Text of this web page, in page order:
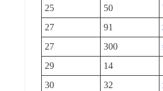
25
50
27
91
27
300
29
14
30
32